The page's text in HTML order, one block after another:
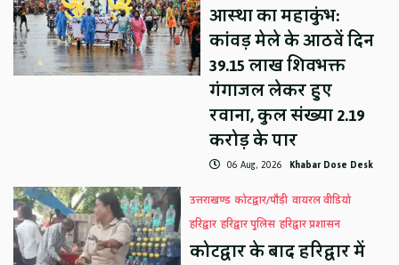
आस्था का महाकुंभ:
कांवड़ मेले के आठवें दिन
39.15 लाख शिवभक्त
गंगाजल लेकर हुए
रवाना, कुल संख्या 2.19
करोड़ के पार
06 Aug, 2026 Khabar Dose Desk
उत्तराखण्ड कोटद्वार/पौड़ी वायरल वीडियो
हरिद्वार हरिद्वार पुलिस हरिद्वार प्रशासन
कोटद्वार के बाद हरिद्वार में